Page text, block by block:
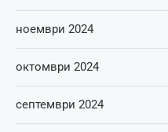
ноември 2024
октомври 2024
септември 2024